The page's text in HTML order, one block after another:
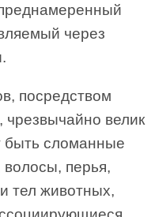
через
посредством
чрезвычайно велик
быть сломанные
перья,
тел животных,